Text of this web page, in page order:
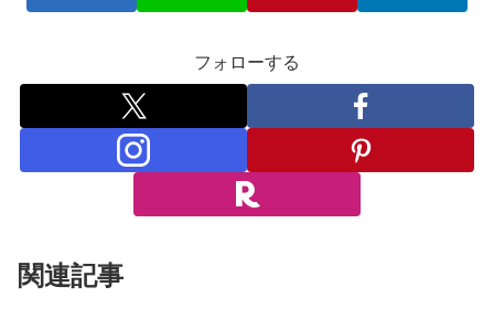
フォローする
関連記事